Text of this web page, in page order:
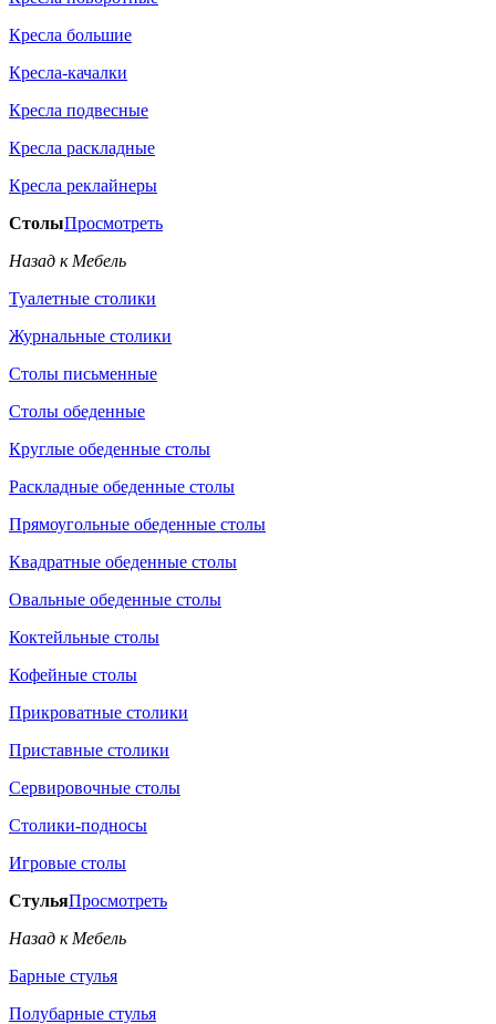
Кресла большие
Кресла-качалки
Кресла подвесные
Кресла раскладные
Кресла реклайнеры
СтолыПросмотреть
Назад к Мебель
Туалетные столики
Журнальные столики
Столы письменные
Столы обеденные
Круглые обеденные столы
Раскладные обеденные столы
Прямоугольные обеденные столы
Квадратные обеденные столы
Овальные обеденные столы
Коктейльные столы
Кофейные столы
Прикроватные столики
Приставные столики
Сервировочные столы
Столики-подносы
Игровые столы
СтульяПросмотреть
Назад к Мебель
Барные стулья
Полубарные стулья